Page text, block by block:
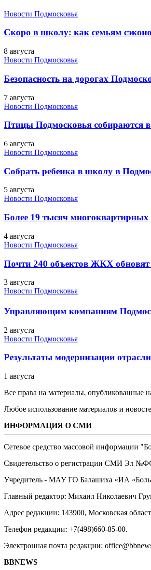
Новости Подмосковья
Скоро в школу: как семьям
8 августа
Новости Подмосковья
Безопасность на дорогах
7 августа
Новости Подмосковья
Птицы Подмосковья собираются
6 августа
Новости Подмосковья
Собрать ребенка в школу в
5 августа
Новости Подмосковья
Более 19 тысяч многоквартирных
4 августа
Новости Подмосковья
Почти 240 объектов ЖКХ
3 августа
Новости Подмосковья
Управляющим компаниям
2 августа
Новости Подмосковья
Результаты модернизации
1 августа
Все права на материалы, опубликованные
Любое использование материалов и
ИНФОРМАЦИЯ О СМИ
Сетевое средство массовой информации
Свидетельство о регистрации СМИ Эл №ФС
Учредитель - МАУ ГО Балашиха «ИА
Главный редактор: Михаил Николаевич
Адрес редакции: 143900, Московская
Телефон редакции: +7(498)660-85-00.
Электронная почта редакции:
BBNEWS